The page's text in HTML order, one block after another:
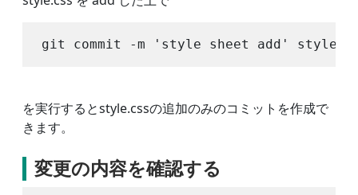
を実行するとstyle.cssの追加のみのコミットを作成で
きます。
変更の内容を確認する